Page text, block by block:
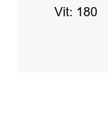
Vit: 180